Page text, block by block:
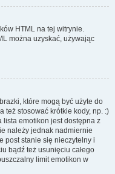
HTML na tej witrynie.
można uzyskać, używając
które mogą być użyte do
też stosować krótkie kody, np. :)
lista emotikon jest dostępna z
należy jednak nadmiernie
post stanie się nieczytelny i
bądź też usunięciu całego
limit emotikon w